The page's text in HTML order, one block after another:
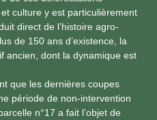
culture y est particulièrement
direct de l’histoire agro-
de 150 ans d’existence, la
ancien, dont la dynamique est
que les dernières coupes
période de non-intervention
n°17 a fait l’objet de